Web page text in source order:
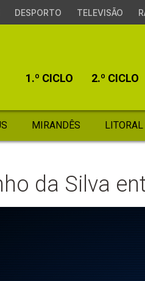
DESPORTO TELEVISÃO
1.º CICLO 2.º CICLO
MIRANDÊS LITORAL
da Silva